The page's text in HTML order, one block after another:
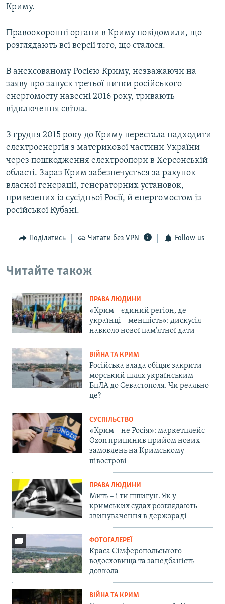
Криму.
Правоохоронні органи в Криму повідомили, що
розглядають всі версії того, що сталося.
В анексованому Росією Криму, незважаючи на
заяву про запуск третьої нитки російського
енергомосту навесні 2016 року, тривають
відключення світла.
З грудня 2015 року до Криму перестала надходити
електроенергія з материкової частини України
через пошкодження електроопори в Херсонській
області. Зараз Крим забезпечується за рахунок
власної генерації, генераторних установок,
привезених із сусідньої Росії, й енергомостом із
російської Кубані.
Поділитись Читати без VPN Follow us
Читайте також
ПРАВА ЛЮДИНИ
«Крим – єдиний регіон, де
українці – меншість»: дискусія
навколо нової пам'ятної дати
ВІЙНА ТА КРИМ
Російська влада обіцяє закрити
морський шлях українським
БпЛА до Севастополя. Чи реально
це?
СУСПІЛЬСТВО
«Крим – не Росія»: маркетплейс
Ozon припинив прийом нових
замовлень на Кримському
півострові
ПРАВА ЛЮДИНИ
Мить – і ти шпигун. Як у
кримських судах розглядають
звинувачення в держзраді
ФОТОГАЛЕРЕЇ
Краса Сімферопольського
водосховища та занедбаність
довкола
ВІЙНА ТА КРИМ